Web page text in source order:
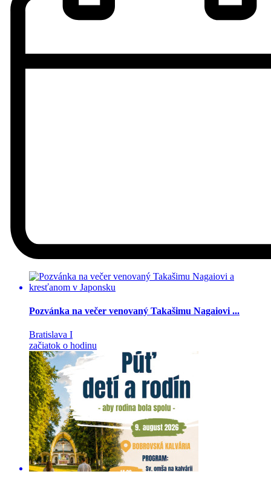
Pozvánka na večer venovaný Takašimu Nagaiovi ...
Bratislava I
začiatok o hodinu